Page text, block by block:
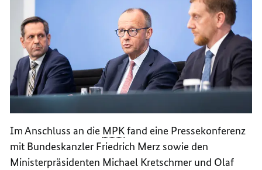
Im Anschluss an die MPKfand eine Pressekonferenz
mit Bundeskanzler Friedrich Merz sowie den
Ministerpräsidenten Michael Kretschmer und Olaf